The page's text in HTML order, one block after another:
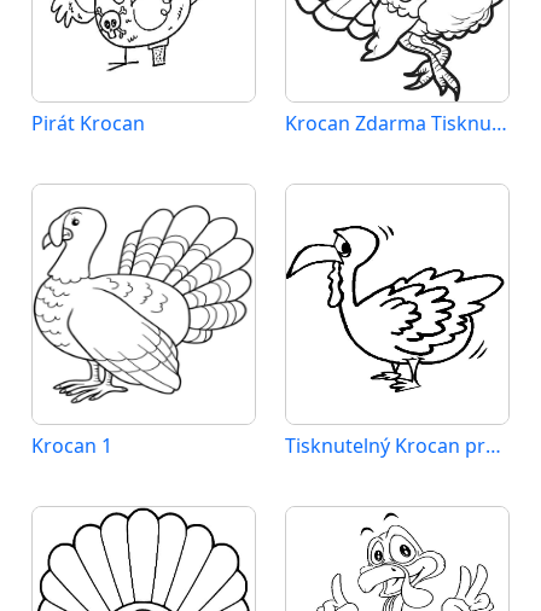
Pirát Krocan Krocan Zdarma Tisknutelný
Krocan 1 Tisknutelný Krocan pro Děti